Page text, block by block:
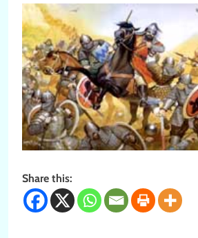
Share this: